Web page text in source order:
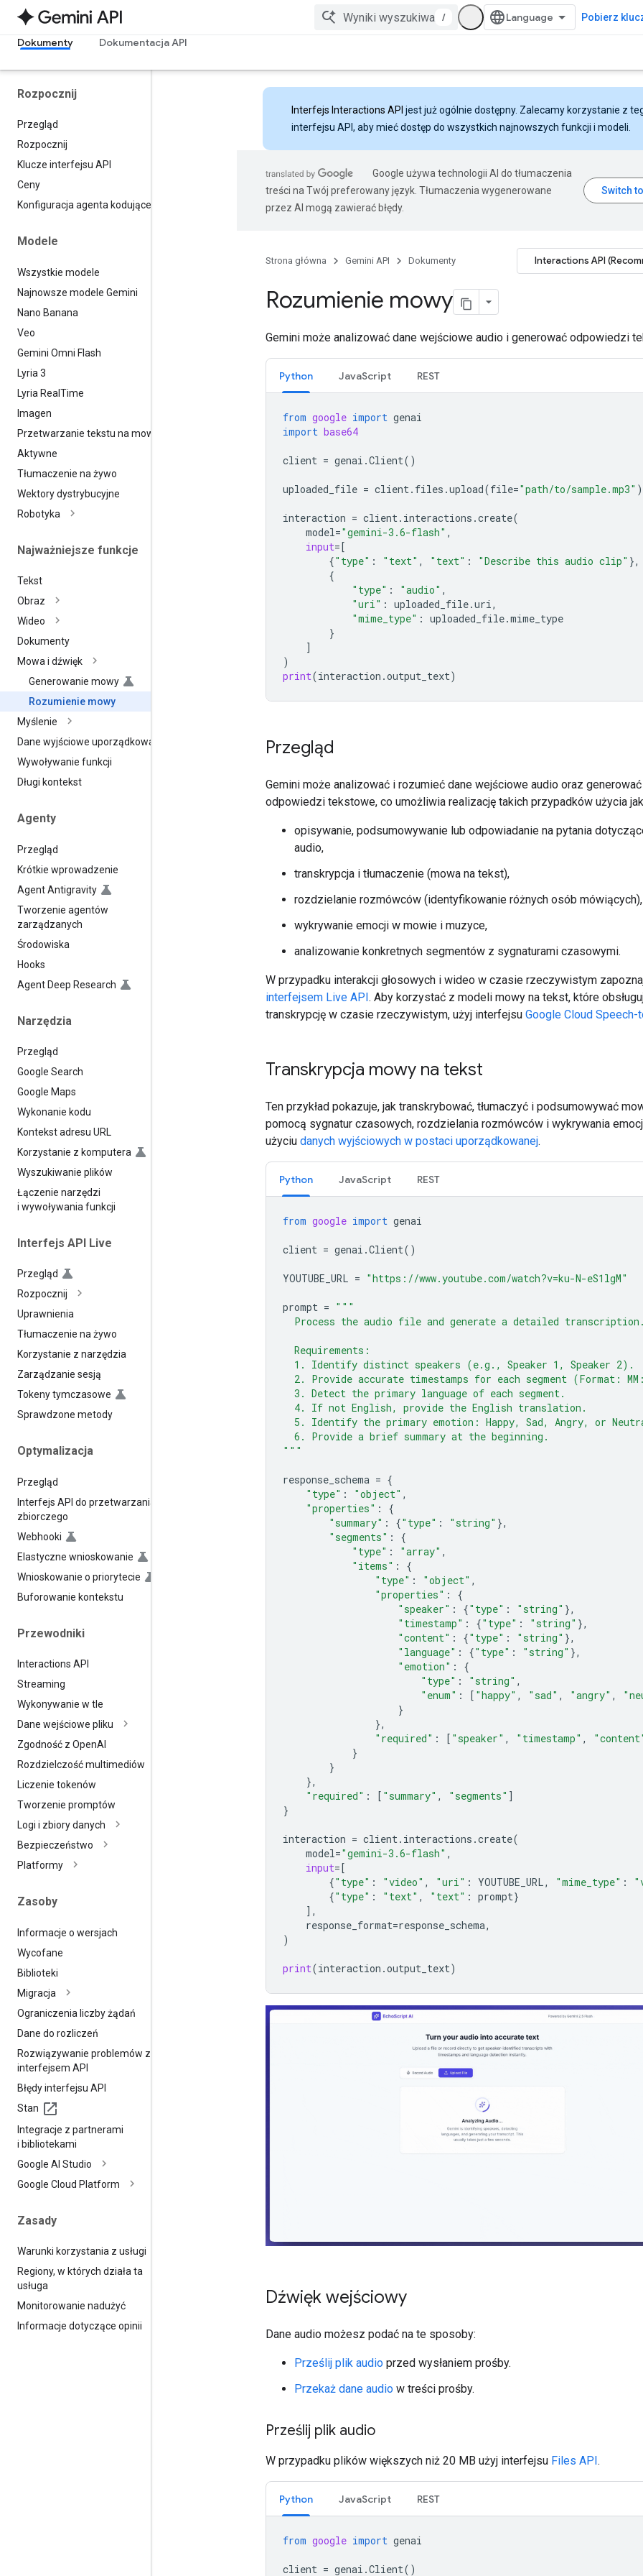
/ Pobierz
Dokumenty Dokumentacja API
Rozpocznij
Przegląd
Rozpocznij
Klucze interfejsu API
Ceny
Konfiguracja agenta kodującego
Modele
Wszystkie modele
Najnowsze modele Gemini
Nano Banana
Veo
Gemini Omni Flash
Lyria 3
Lyria Real Time
Imagen
Przetwarzanie tekstu na mowę
Aktywne
Tłumaczenie na żywo
Wektory dystrybucyjne
Robotyka
Najważniejsze funkcje
Tekst
Obraz
Wideo
Dokumenty
Mowa i dźwięk
Generowanie mowy
Rozumienie mowy
Myślenie
Dane wyjściowe uporządkowane
Wywoływanie funkcji
Długi kontekst
Agenty
Przegląd
Krótkie wprowadzenie
Agent Antigravity
Tworzenie agentów
zarządzanych
Środowiska
Hooks
Agent Deep Research
Narzędzia
Przegląd
Google Search
Google Maps
Wykonanie kodu
Kontekst adresu URL
Korzystanie z komputera
Wyszukiwanie plików
Łączenie narzędzi
i wywoływania funkcji
Interfejs API Live
Przegląd
Rozpocznij
Uprawnienia
Tłumaczenie na żywo
Korzystanie z narzędzia
Zarządzanie sesją
Tokeny tymczasowe
Sprawdzone metody
Optymalizacja
Przegląd
Interfejs API do przetwarzania
zbiorczego
Webhooki
Elastyczne wnioskowanie
Wnioskowanie o priorytecie
Buforowanie kontekstu
Przewodniki
Interactions API
Streaming
Wykonywanie w tle
Dane wejściowe pliku
Zgodność z OpenAI
Rozdzielczość multimediów
Liczenie tokenów
Tworzenie promptów
Logi i zbiory danych
Bezpieczeństwo
Platformy
Zasoby
Informacje o wersjach
Wycofane
Biblioteki
Migracja
Ograniczenia liczby żądań
Dane do rozliczeń
Rozwiązywanie problemów z
interfejsem API
Błędy interfejsu API
Stan
Integracje z partnerami
i bibliotekami
Google AI Studio
Google Cloud Platform
Zasady
Warunki korzystania z usługi
Regiony, w których działa ta
usługa
Monitorowanie nadużyć
Informacje dotyczące opinii
Interfejs Interactions API jest już ogólnie dostępny. Zalecamy korzystanie z
interfejsu API, aby mieć dostęp do wszystkich najnowszych funkcji i modeli.
Google używa technologii AI do tłumaczenia
treści na Twój preferowany język. Tłumaczenia wygenerowane
przez AI mogą zawierać błędy.
Strona główna Gemini API Dokumenty Interactions API
Rozumienie mowy
Gemini może analizować dane wejściowe audio i generować odpowiedzi
Python JavaScript REST
from google import genai
import base64
client = genai .Client()
uploaded_file = client. files .upload(file="path/to/sample.mp3" )
interaction = client. interactions .create(
model="gemini-3.6-flash" ,
input=[
{"type" : "text" , "text" : "Describe this audio clip" },
{
"type" : "audio" ,
"uri" : uploaded_file.uri,
"mime_type" : uploaded_file.mime_type
}
]
)
print(interaction .output_text)
Przegląd
Gemini może analizować i rozumieć dane wejściowe audio oraz generować
odpowiedzi tekstowe, co umożliwia realizację takich przypadków użycia
opisywanie, podsumowywanie lub odpowiadanie na pytania
audio,
transkrypcja i tłumaczenie (mowa na tekst),
rozdzielanie rozmówców (identyfikowanie różnych osób mówiących),
wykrywanie emocji w mowie i muzyce,
analizowanie konkretnych segmentów z sygnaturami czasowymi.
W przypadku interakcji głosowych i wideo w czasie rzeczywistym
interfejsem Live API. Aby korzystać z modeli mowy na tekst, które
transkrypcję w czasie rzeczywistym, użyj interfejsu Google Cloud Speech-
Transkrypcja mowy na tekst
Ten przykład pokazuje, jak transkrybować, tłumaczyć i podsumowywać
pomocą sygnatur czasowych, rozdzielania rozmówców i wykrywania
użyciu danych wyjściowych w postaci uporządkowanej.
Python JavaScript REST
from google import genai
client = genai .Client()
YOUTUBE_URL = "https://www.youtube.com/watch?v=ku-N-eS1lgM"
prompt = """
  Process the audio file and generate a detailed transcription.
  Requirements:
  1. Identify distinct speakers (e.g., Speaker 1, Speaker 2).
2. Provide accurate timestamps for each segment (Format:
  3. Detect the primary language of each segment.
  4. If not English, provide the English translation.
5. Identify the primary emotion: Happy, Sad, Angry, or
  6. Provide a brief summary at the beginning.
"""
response_schema = {
"type" : "object" ,
"properties" :
{
"summary" : {"type" : "string" },
"segments" :
{
"type" : "array" ,
"items" :
{
"type" : "object" ,
"properties" :
{
"speaker" : {"type" : "string" },
"timestamp" : {"type" : "string" },
"content" : {"type" : "string" },
"language" : {"type" : "string" },
"emotion" :
{
"type" : "string" ,
"enum" : [ "happy" , "sad" , "angry" ,
}
},
"required" : [ "speaker" , "timestamp" ,
}
}
},
"required" : [ "summary" , "segments" ]
}
interaction = client. interactions .create(
model="gemini-3.6-flash" ,
input=[
{"type" : "video" , "uri" : YOUTUBE_URL, "mime_type" :
{"type" : "text" , "text" : prompt}
],
response_format=response_schema,
)
print(interaction .output_text)
Dźwięk wejściowy
Dane audio możesz podać na te sposoby:
Prześlij plik audio przed wysłaniem prośby.
Przekaż dane audio w treści prośby.
Prześlij plik audio
W przypadku plików większych niż 20 MB użyj interfejsu Files API.
Python JavaScript REST
from google import genai
client = genai .Client()